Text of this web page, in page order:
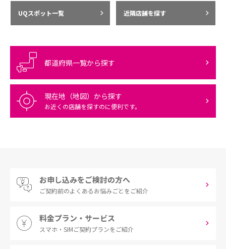
UQスポット一覧 近隣店舗を探す
都道府県一覧から探す
現在地（地図）から探す
お近くの店舗を探すのに便利です。
お申し込みをご検討の方へ
ご契約前のよくあるお悩みごとをご紹介
料金プラン・サービス
スマホ・SIMご契約プランをご紹介